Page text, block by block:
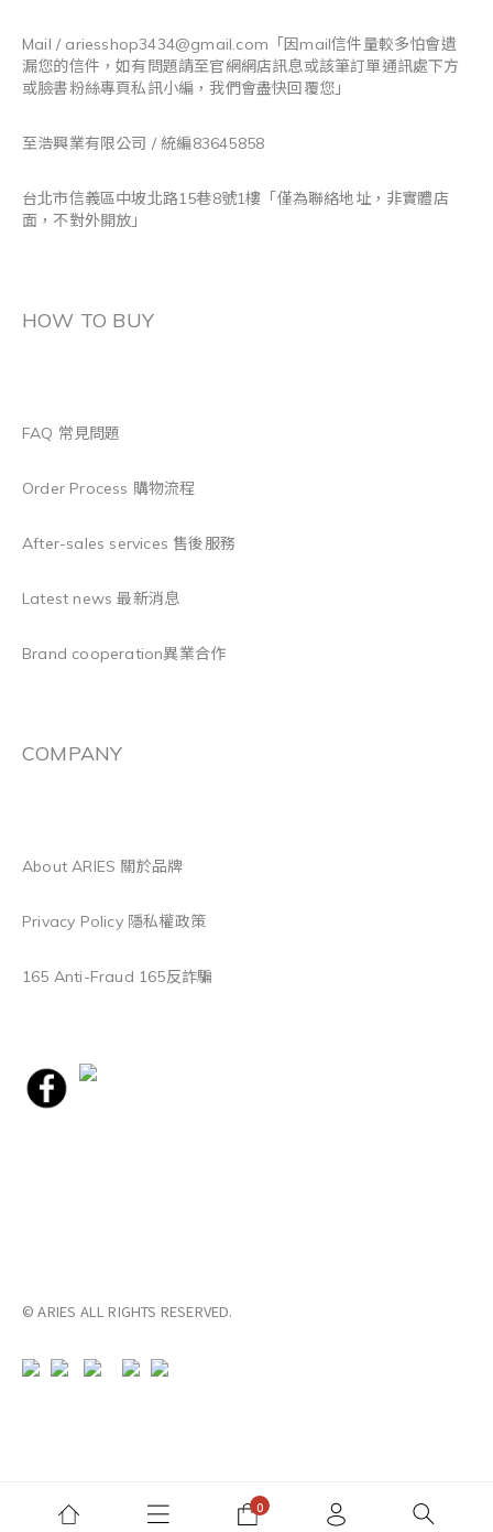
前往購物車
Mail / ariesshop3434@gmail.com 「因mail信件量較多怕會遺
漏您的信件，如有問題請至官網網店訊息或該筆訂單通訊處下方
或臉書粉絲專頁私訊小編，我們會盡快回覆您」
至浩興業有限公司 / 統編83645858
台北市信義區中坡北路15巷8號1樓「僅為聯絡地址，非實體店
面，不對外開放」
HOW TO BUY
FAQ 常見問題
Order Process 購物流程
After-sales services 售後服務
Latest news 最新消息
Brand cooperation異業合作
COMPANY
About ARIES 關於品牌
Privacy Policy 隱私權政策
165 Anti-Fraud 165反詐騙
© ARIES ALL RIGHTS RESERVED.